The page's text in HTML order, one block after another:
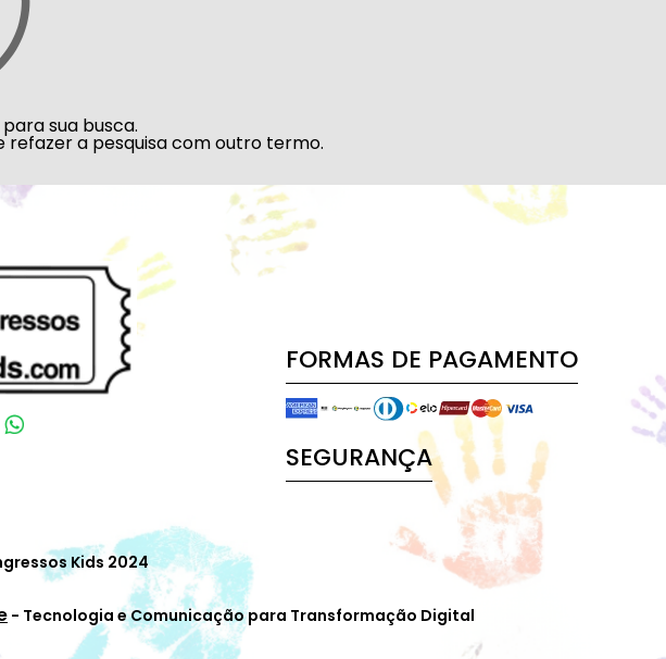
sua busca.
a pesquisa com outro termo.
FORMAS DE PAGAMENTO
SEGURANÇA
Kids 2024
- Tecnologia e Comunicação para Transformação Digital